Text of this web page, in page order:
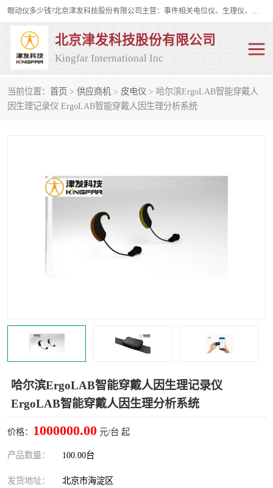
眼动仪多少钱?北京津发科技股份有限公司主营：事件相关电位仪、生理仪、肌电仪、脑电仪、皮电仪、眼动仪；是国家级高新技术企业、科技部认定的科技型中小企业和中关村高新技术企业，具备保密资格，具备自主进出口经营权；自主研发技术、产品与服务荣获多项省部级科学技术奖励、国家发明专利、国家软件著作权和省部级新技术新产品（服务）认证。
北京津发科技股份有限公司
Kingfar International Inc
当前位置： 首页 > 供应商机 > 皮电仪 > 哈尔滨ErgoLAB智能穿戴人
因生理记录仪 ErgoLAB智能穿戴人因生理分析系统
哈尔滨ErgoLAB智能穿戴人因生理记录仪
ErgoLAB智能穿戴人因生理分析系统
价格： 1000000.00 元/台 起
产品数量： 100.00台
发货地址： 北京市海淀区
皮电仪 脑电仪
行为观察与表情分析
人机交互实验室
神经营销与消费行为实验